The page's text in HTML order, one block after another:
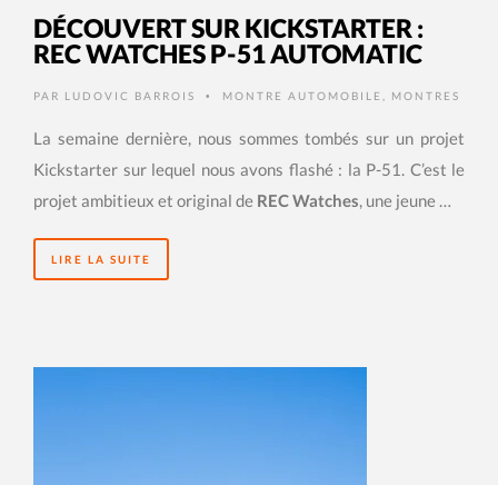
DÉCOUVERT SUR KICKSTARTER :
REC WATCHES P-51 AUTOMATIC
PAR LUDOVIC BARROIS • MONTRE AUTOMOBILE MONTRES
La semaine dernière, nous sommes tombés sur un projet
Kickstarter sur lequel nous avons flashé : la P-51. C’est le
projet ambitieux et original de REC Watches, une jeune …
LIRE LA SUITE